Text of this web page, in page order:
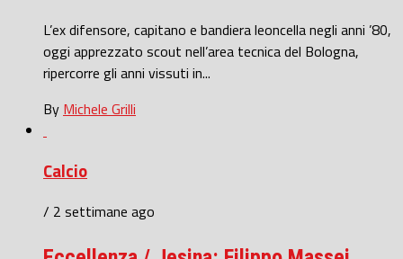
L’ex difensore, capitano e bandiera leoncella negli anni ’80,
oggi apprezzato scout nell’area tecnica del Bologna,
ripercorre gli anni vissuti in...
By Michele Grilli
Calcio
/ 2 settimane ago